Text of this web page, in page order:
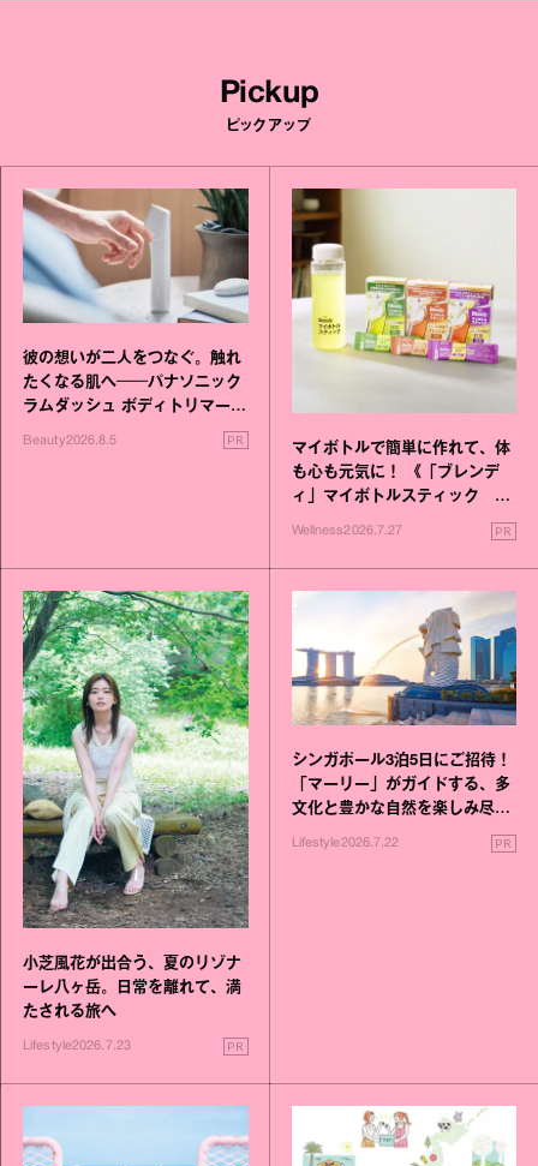
Pickup
ピックアップ
彼の想いが二人をつなぐ。触れ
たくなる肌へ──パナソニック
ラムダッシュ ボディトリマーが
Beauty2026.8.5 PR
マイボトルで簡単に作れて、体
も心も元気に！ 《「ブレンデ
ィ」マイボトルスティック い
いこと毎日》シリーズが誕生
Wellness2026.7.27 PR
小芝風花が出合う、夏のリゾナ
ーレ八ヶ岳。日常を離れて、満
たされる旅へ
Lifestyle2026.7.23 PR
シンガポール3泊5日にご招待！
「マーリー」がガイドする、多
文化と豊かな自然を楽しみ尽く
Lifestyle2026.7.22 PR